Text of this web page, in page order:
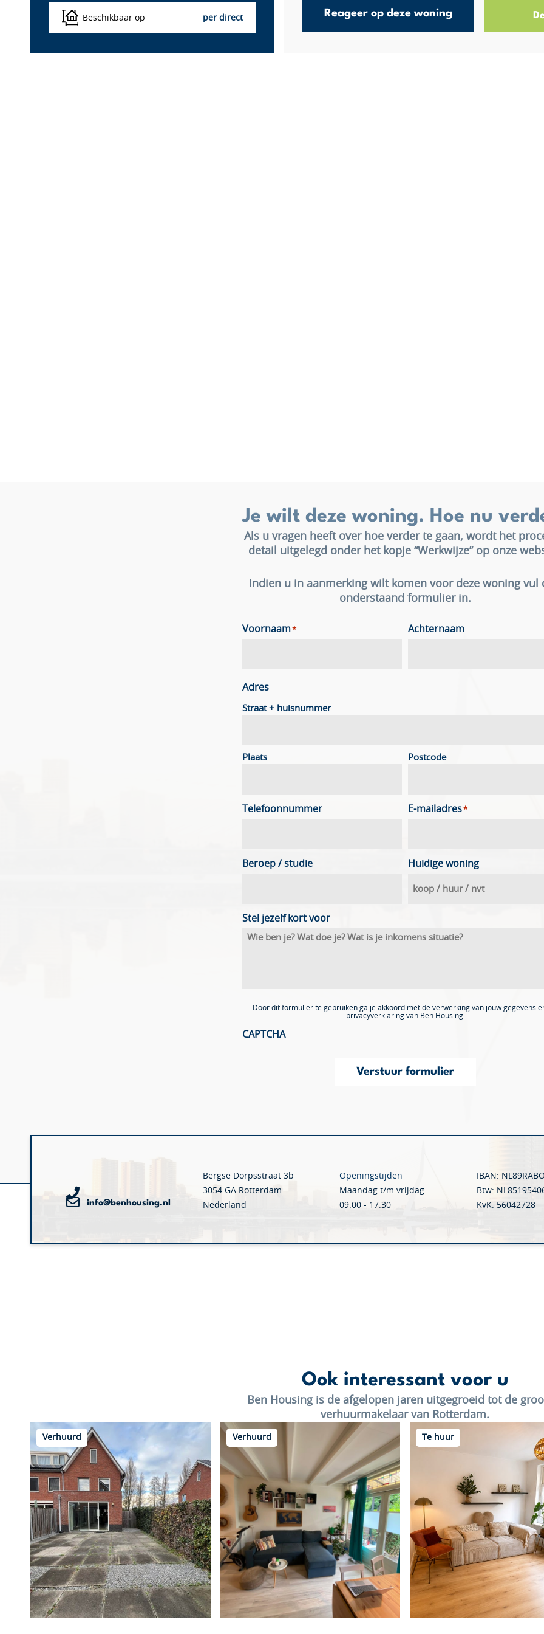
Beschikbaar op per direct Reageer op deze woning
Je wilt deze woning. Hoe nu
Als u vragen heeft over hoe verder te gaan, wordt het
detail uitgelegd onder het kopje “Werkwijze” op onze
Indien u in aanmerking wilt komen voor deze woning vul
onderstaand formulier in.
Voornaam* Achternaam
Adres
Straat + huisnummer
Plaats Postcode
Telefoonnummer E-mailadres*
Beroep / studie Huidige woning
Stel jezelf kort voor
Door dit formulier te gebruiken ga je akkoord met de verwerking van jouw gegevens
privacyverklaring van Ben Housing
CAPTCHA
Verstuur formulier
info@benhousing.nl
Bergse Dorpsstraat 3b
3054 GA Rotterdam
Nederland
Openingstijden
Maandag t/m vrijdag
09:00 - 17:30
IBAN:
Btw:
KvK: 56042728
Ook interessant voor u
Ben Housing is de afgelopen jaren uitgegroeid tot de
verhuurmakelaar van Rotterdam.
Verhuurd Verhuurd Te huur